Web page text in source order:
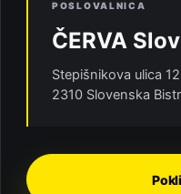
POSLOVALNICA
ČERVA
Stepišnikova ulica 12
2310 Slovenska